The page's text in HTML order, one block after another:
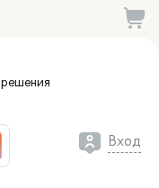
решения
Вход